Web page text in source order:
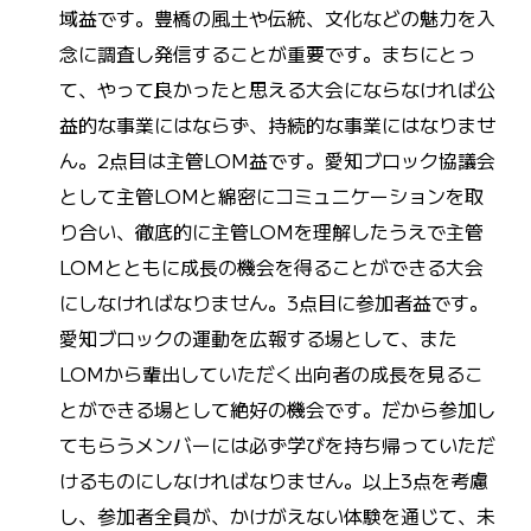
域益です。豊橋の風土や伝統、文化などの魅力を入
念に調査し発信することが重要です。まちにとっ
て、やって良かったと思える大会にならなければ公
益的な事業にはならず、持続的な事業にはなりませ
ん。2点目は主管LOM益です。愛知ブロック協議会
として主管LOMと綿密にコミュニケーションを取
り合い、徹底的に主管LOMを理解したうえで主管
LOMとともに成長の機会を得ることができる大会
にしなければなりません。3点目に参加者益です。
愛知ブロックの運動を広報する場として、また
LOMから輩出していただく出向者の成長を見るこ
とができる場として絶好の機会です。だから参加し
てもらうメンバーには必ず学びを持ち帰っていただ
けるものにしなければなりません。以上3点を考慮
し、参加者全員が、かけがえない体験を通じて、未